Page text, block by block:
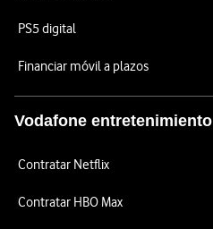
PS5 digital
Financiar móvil a plazos
Vodafone entretenimiento
Contratar Netflix
Contratar HBO Max